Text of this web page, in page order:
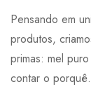
Pensando em
produtos,
primas: mel
contar o porquê.